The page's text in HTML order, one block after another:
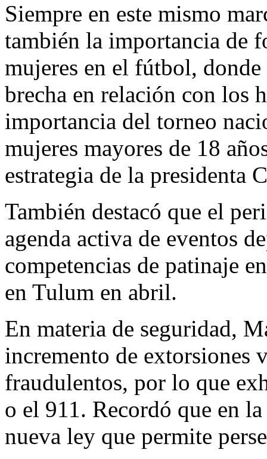
Siempre en este mismo
también la importancia de
mujeres en el fútbol,
brecha en relación con los
importancia del torneo
mujeres mayores de 18
estrategia de la presidenta
También destacó que el
agenda activa de eventos
competencias de patinaje
en Tulum en abril.
En materia de seguridad,
incremento de extorsiones
fraudulentos, por lo que
o el 911. Recordó que en
nueva ley que permite